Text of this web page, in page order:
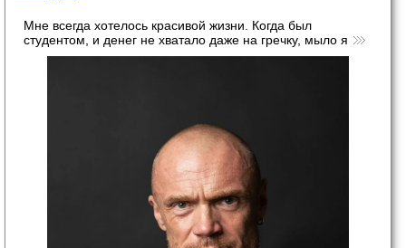
Мне всегда хотелось красивой жизни. Когда был
студентом, и денег не хватало даже на гречку, мыло я